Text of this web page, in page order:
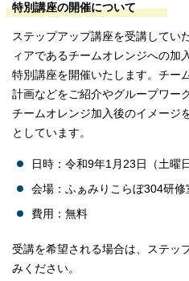
特別講座の開催について
ステップアップ講座を受講してい
ィアであるチームオレンジへの加
特別講座を開催いたします。チー
計画などをご紹介やグループワー
チームオレンジ加入後のイメージ
としています。
日時：令和9年1月23日（土曜
会場：ふぁみりこらぼ304研修
費用：無料
受講を希望される場合は、ステッ
みください。